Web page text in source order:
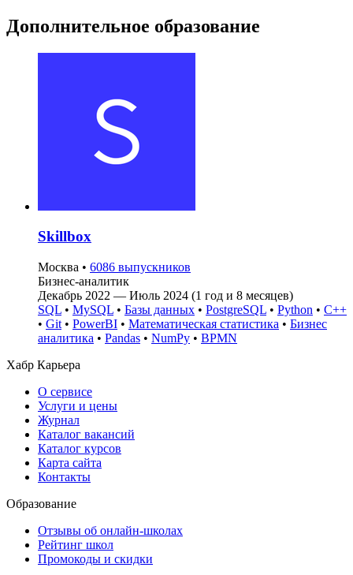
Дополнительное образование
Skillbox
Москва • 6086 выпускников
Бизнес-аналитик
Декабрь 2022 — Июль 2024 (1 год и 8 месяцев)
SQL • MySQL • Базы данных • PostgreSQL • Python • C++
• Git • PowerBI • Математическая статистика • Бизнес
аналитика • Pandas • NumPy • BPMN
Хабр Карьера
О сервисе
Услуги и цены
Журнал
Каталог вакансий
Каталог курсов
Карта сайта
Контакты
Образование
Отзывы об онлайн-школах
Рейтинг школ
Промокоды и скидки